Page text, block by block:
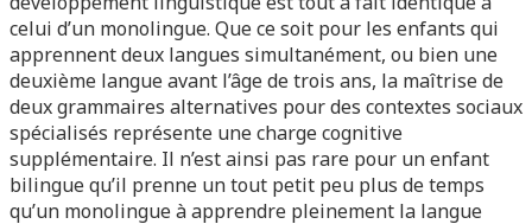
celui d’un monolingue. Que ce soit pour les enfants qui
apprennent deux langues simultanément, ou bien une
deuxième langue avant l’âge de trois ans, la maîtrise de
deux grammaires alternatives pour des contextes sociaux
spécialisés représente une charge cognitive
supplémentaire. Il n’est ainsi pas rare pour un enfant
bilingue qu’il prenne un tout petit peu plus de temps
qu’un monolingue à apprendre pleinement la langue